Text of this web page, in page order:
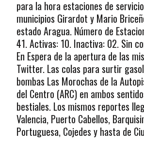
para la hora estaciones de
municipios Girardot y Mario
estado Aragua. Número de
41. Activas: 10. Inactiva: 02. Sin
En Espera de la apertura de las
Twitter. Las colas para surtir
bombas Las Morochas de la
del Centro (ARC) en ambos
bestiales. Los mismos reportes
Valencia, Puerto Cabellos,
Portuguesa, Cojedes y hasta de